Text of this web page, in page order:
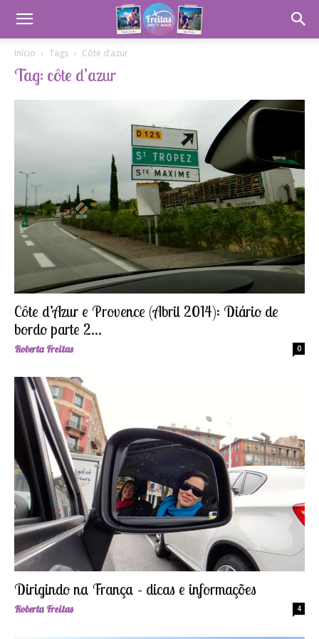
Início Tags Côte d’azur
Tag: côte d’azur
Côte d’Azur e Provence (Abril 2014): Diário de
bordo parte 2...
Roberta Freitas 0
Dirigindo na França – dicas e informações
Roberta Freitas 4